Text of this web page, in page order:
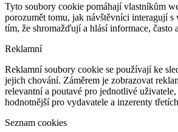
Tyto soubory cookie pomáhají vlastníkům
porozumět tomu, jak návštěvníci interagují s
tím, že shromažďují a hlásí informace, často
Reklamní
Reklamní soubory cookie se používají ke
jejich chování. Záměrem je zobrazovat
relevantní a poutavé pro jednotlivé
hodnotnější pro vydavatele a inzerenty
Seznam cookies